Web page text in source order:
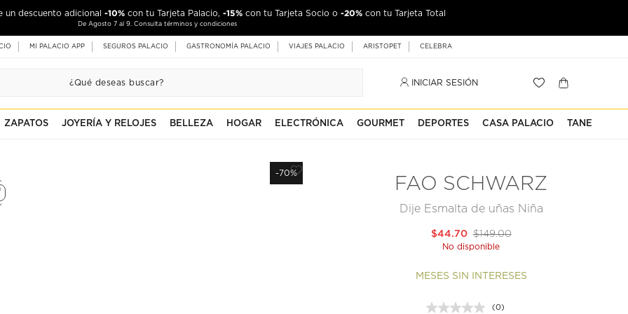
un descuento adicional -10% con tu Tarjeta Palacio, -15% con tu Tarjeta Socio o -20% con tu Tarjeta Total
De Agosto 7 al 9. Consulta términos y condiciones
MI PALACIO APP SEGUROS PALACIO GASTRONOMÍA PALACIO VIAJES PALACIO ARISTOPET CELEBRA
INICIAR SESIÓN
ZAPATOS JOYERÍA Y RELOJES BELLEZA HOGAR ELECTRÓNICA GOURMET DEPORTES CASA PALACIO TANE
-70%
FAO SCHWARZ
Dije Esmalta de uñas Niña
$149.00
$44.70
No disponible
MESES SIN INTERESES
(0)